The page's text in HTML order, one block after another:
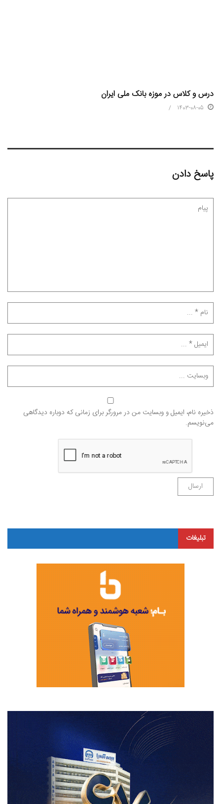
درس و کلاس در موزه بانک ملی ایران
1403-08-05
پاسخ دادن
ذخیره نام، ایمیل و وبسایت من در مرورگر برای زمانی که دوباره دیدگاهی
می‌نویسم.
تبلیغات